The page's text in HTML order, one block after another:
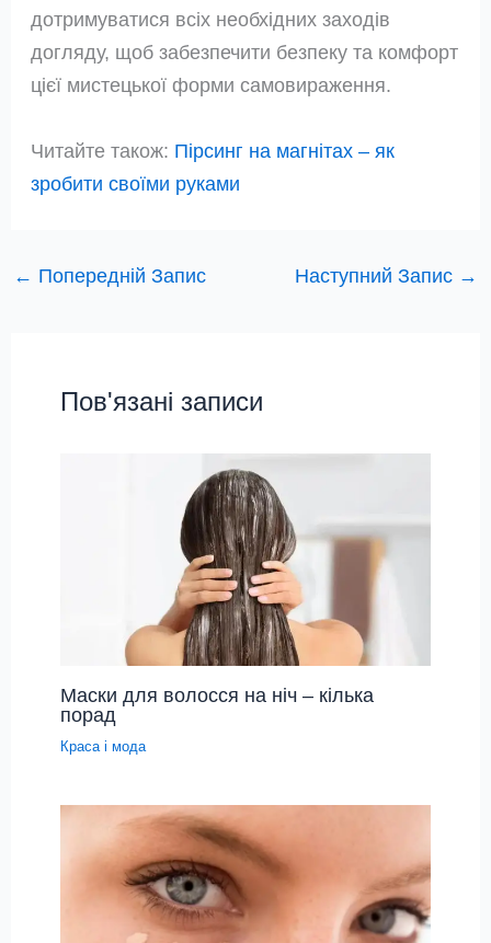
дотримуватися всіх необхідних заходів
догляду, щоб забезпечити безпеку та комфорт
цієї мистецької форми самовираження.
Читайте також: Пірсинг на магнітах – як
зробити своїми руками
← Попередній Запис Наступний Запис →
Пов'язані записи
Маски для волосся на ніч – кілька
порад
Краса і мода